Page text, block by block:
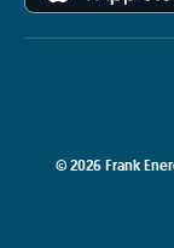
©2026 Frank